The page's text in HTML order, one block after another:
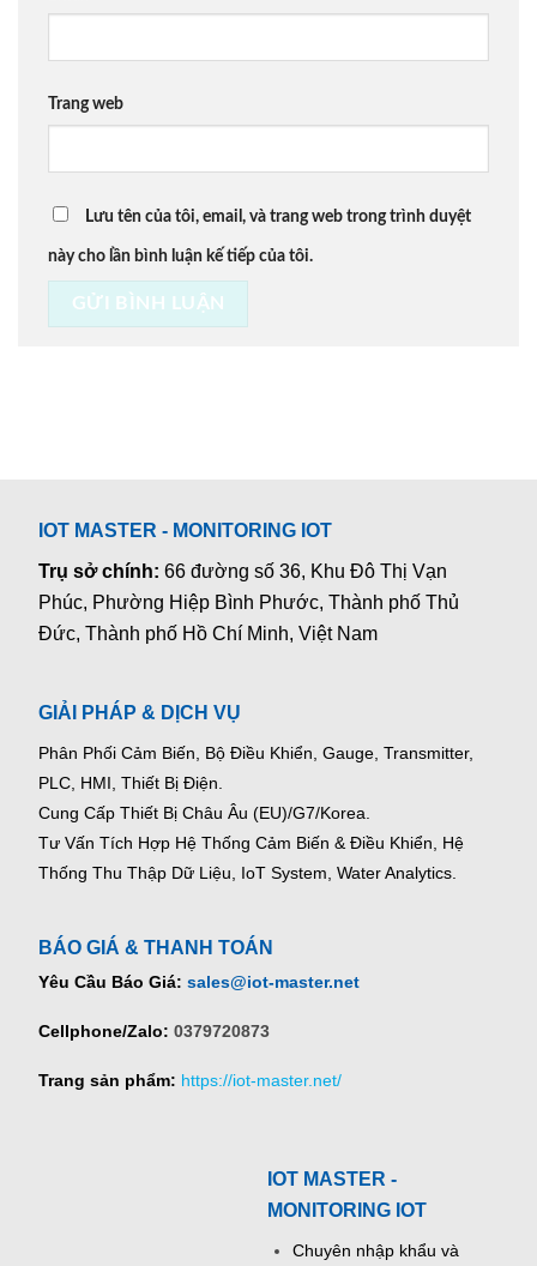
Trang web
Lưu tên của tôi, email, và trang web trong trình duyệt
này cho lần bình luận kế tiếp của tôi.
IOT MASTER - MONITORING IOT
Trụ sở chính:66 đường số 36, Khu Đô Thị Vạn
Phúc, Phường Hiệp Bình Phước, Thành phố Thủ
Đức, Thành phố Hồ Chí Minh, Việt Nam
GIẢI PHÁP & DỊCH VỤ
Phân Phối Cảm Biến, Bộ Điều Khiển, Gauge, Transmitter,
PLC, HMI, Thiết Bị Điện.
Cung Cấp Thiết Bị Châu Âu (EU)/G7/Korea.
Tư Vấn Tích Hợp Hệ Thống Cảm Biến & Điều Khiển, Hệ
Thống Thu Thập Dữ Liệu, IoT System, Water Analytics.
BÁO GIÁ & THANH TOÁN
Yêu Cầu Báo Giá: sales@iot-master.net
Cellphone/Zalo: 0379720873
Trang sản phẩm: https://iot-master.net/
IOT MASTER -
MONITORING IOT
Chuyên nhập khẩu và